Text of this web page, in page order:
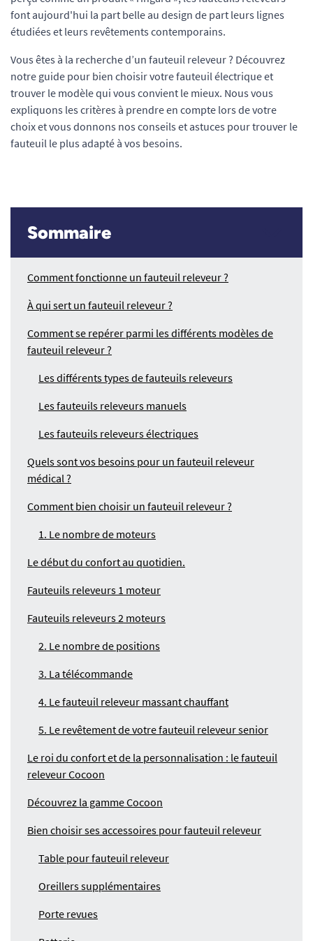
font aujourd'hui la part belle au design de part leurs lignes
étudiées et leurs revêtements contemporains.
Vous êtes à la recherche d’un fauteuil releveur ? Découvrez
notre guide pour bien choisir votre fauteuil électrique et
trouver le modèle qui vous convient le mieux. Nous vous
expliquons les critères à prendre en compte lors de votre
choix et vous donnons nos conseils et astuces pour trouver le
fauteuil le plus adapté à vos besoins.
Sommaire
Comment fonctionne un fauteuil releveur ?
À qui sert un fauteuil releveur ?
Comment se repérer parmi les différents modèles de
fauteuil releveur ?
Les différents types de fauteuils releveurs
Les fauteuils releveurs manuels
Les fauteuils releveurs électriques
Quels sont vos besoins pour un fauteuil releveur
médical ?
Comment bien choisir un fauteuil releveur ?
1. Le nombre de moteurs
Le début du confort au quotidien.
Fauteuils releveurs 1 moteur
Fauteuils releveurs 2 moteurs
2. Le nombre de positions
3. La télécommande
4. Le fauteuil releveur massant chauffant
5. Le revêtement de votre fauteuil releveur senior
Le roi du confort et de la personnalisation : le fauteuil
releveur Cocoon
Découvrez la gamme Cocoon
Bien choisir ses accessoires pour fauteuil releveur
Table pour fauteuil releveur
Oreillers supplémentaires
Porte revues